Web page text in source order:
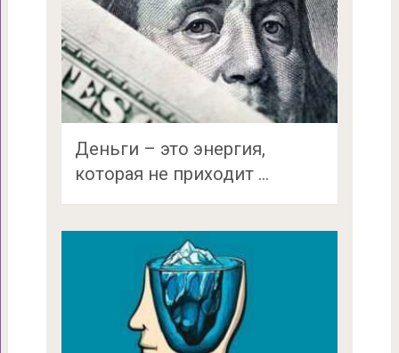
Деньги – это энергия,
которая не приходит …